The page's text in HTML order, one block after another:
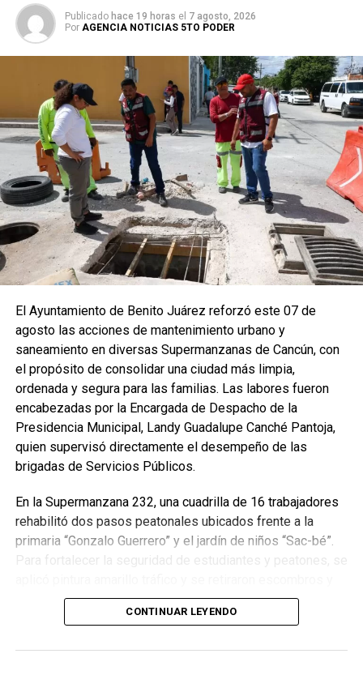
Publicado hace 19 horas el 7 agosto, 2026
Por AGENCIA NOTICIAS 5TO PODER
El Ayuntamiento de Benito Juárez reforzó este 07 de
agosto las acciones de mantenimiento urbano y
saneamiento en diversas Supermanzanas de Cancún, con
el propósito de consolidar una ciudad más limpia,
ordenada y segura para las familias. Las labores fueron
encabezadas por la Encargada de Despacho de la
Presidencia Municipal, Landy Guadalupe Canché Pantoja,
quien supervisó directamente el desempeño de las
brigadas de Servicios Públicos.
En la Supermanzana 232, una cuadrilla de 16 trabajadores
rehabilitó dos pasos peatonales ubicados frente a la
primaria “Gonzalo Guerrero” y el jardín de niños “Sac-bé”.
Para fortalecer la seguridad de estudiantes y peatones, se
residuos vegetales acumulados en la zona. Estas
acciones buscan garantizar entornos escolares más
CONTINUAR LEYENDO